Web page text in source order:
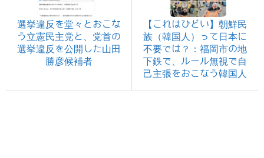
選挙違反を堂々とおこな
う立憲民主党と、党首の
選挙違反を公開した山田
勝彦候補者
【これはひどい】朝鮮民
族（韓国人）って日本に
不要では？：福岡市の地
下鉄で、ルール無視で自
己主張をおこなう韓国人